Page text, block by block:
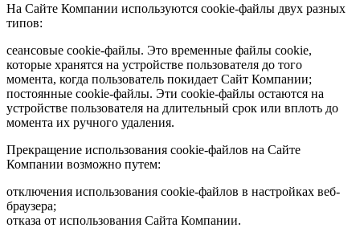
На Сайте Компании используются cookie-файлы двух разных
типов:
сеансовые cookie-файлы. Это временные файлы cookie,
которые хранятся на устройстве пользователя до того
момента, когда пользователь покидает Сайт Компании;
постоянные cookie-файлы. Эти cookie-файлы остаются на
устройстве пользователя на длительный срок или вплоть до
момента их ручного удаления.
Прекращение использования cookie-файлов на Сайте
Компании возможно путем:
отключения использования cookie-файлов в настройках веб-
браузера;
отказа от использования Сайта Компании.